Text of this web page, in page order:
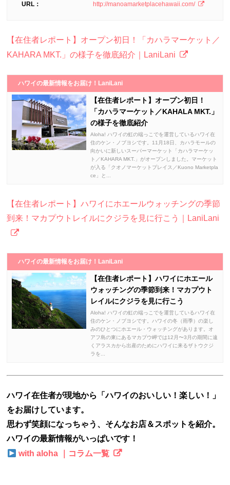
URL： http://manoamarketplacehawaii.com/
【在住者レポート】オープン初日！「カハラマーケット／
KAHARA MKT.」の様子を徹底紹介｜LaniLani
ハワイの最新情報をお届け！LaniLani
【在住者レポート】オープン初日！
「カハラマーケット／KAHALA MKT.」
の様子を徹底紹介
Aloha! ハワイの虹の端っこでを運営しているハワイ在
住のケン・ノブヨシです。11月18日、カハラモールの
向かいに新しいスーパーマーケット「カハラマーケッ
ト／KAHARA MKT.」がオープンしました。マーケット
が入る「クオノマーケットプレイス／Kuono Marketpla
ce」と...
【在住者レポート】ハワイにホエールウォッチングの季節
到来！マカプウトレイルにクジラを見に行こう｜LaniLani
ハワイの最新情報をお届け！LaniLani
【在住者レポート】ハワイにホエール
ウォッチングの季節到来！マカプウト
レイルにクジラを見に行こう
Aloha! ハワイの虹の端っこでを運営しているハワイ在
住のケン・ノブヨシです。ハワイの冬（雨季）の楽し
みのひとつにホエール・ウォッチングがあります。オ
アフ島の東にあるマカプウ岬では12月〜3月の期間に遠
くアラスカから出産のためにハワイに来るザトウクジ
ラを...
ハワイ在住者が現地から「ハワイのおいしい！楽しい！」
をお届けしています。
思わず笑顔になっちゃう、そんなお店＆スポットを紹介。
ハワイの最新情報がいっぱいです！
with aloha ｜コラム一覧